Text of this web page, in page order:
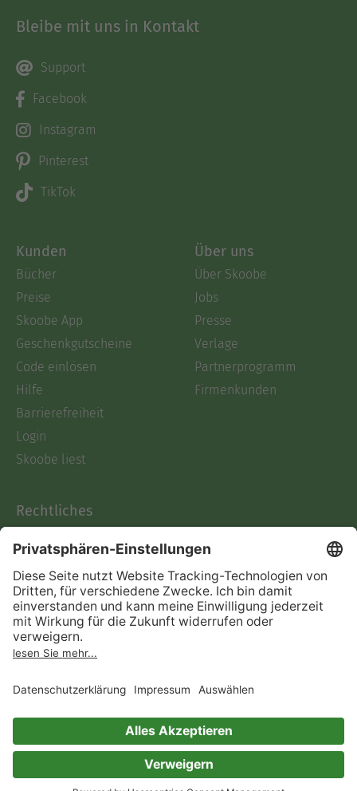
Bleibe mit uns in Kontakt
Support
Facebook
Instagram
Pinterest
TikTok
Kunden
Bücher
Preise
Skoobe App
Geschenkgutscheine
Code einlösen
Hilfe
Barrierefreiheit
Login
Skoobe liest
Über uns
Über Skoobe
Jobs
Presse
Verlage
Partnerprogramm
Firmenkunden
Rechtliches
AGB
Informationen nach Data
Act
Verträge hier kündigen
Impressum
Immer ein gutes Buch